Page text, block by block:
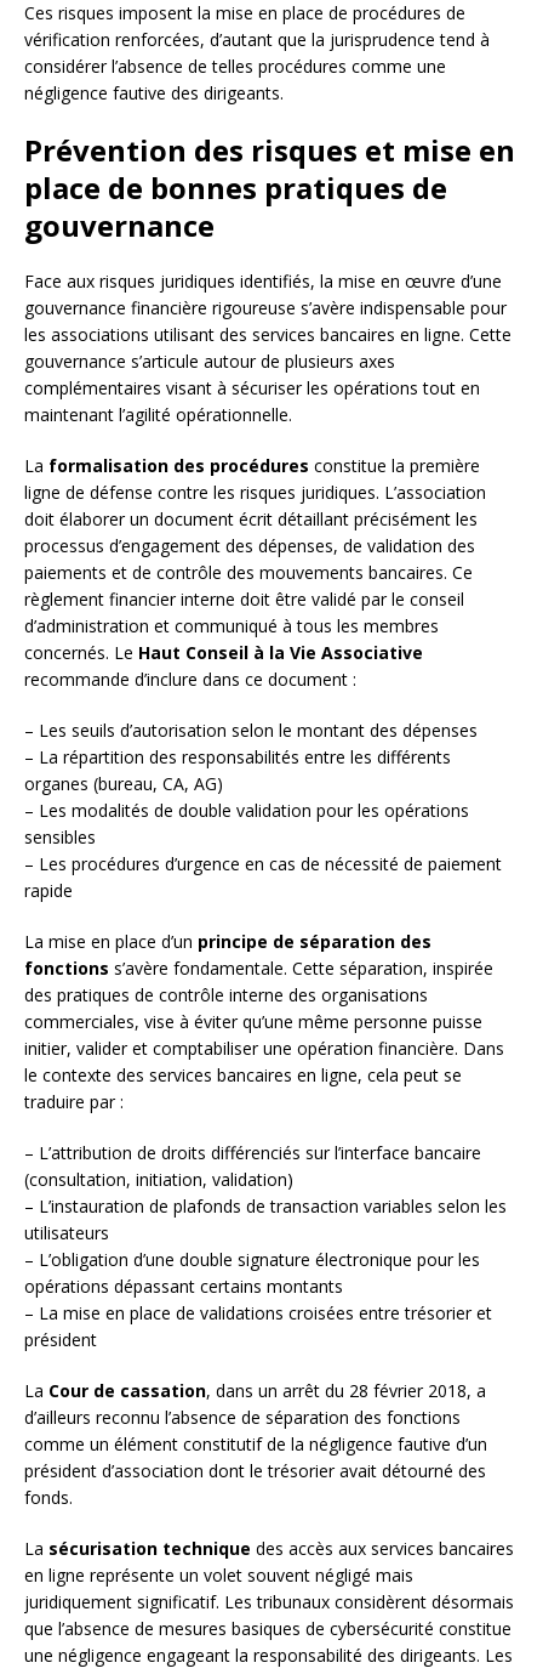
Ces risques imposent la mise en place de procédures de
vérification renforcées, d’autant que la jurisprudence tend à
considérer l’absence de telles procédures comme une
négligence fautive des dirigeants.
Prévention des risques et mise en
place de bonnes pratiques de
gouvernance
Face aux risques juridiques identifiés, la mise en œuvre d’une
gouvernance financière rigoureuse s’avère indispensable pour
les associations utilisant des services bancaires en ligne. Cette
gouvernance s’articule autour de plusieurs axes
complémentaires visant à sécuriser les opérations tout en
maintenant l’agilité opérationnelle.
La formalisation des procédures constitue la première
ligne de défense contre les risques juridiques. L’association
doit élaborer un document écrit détaillant précisément les
processus d’engagement des dépenses, de validation des
paiements et de contrôle des mouvements bancaires. Ce
règlement financier interne doit être validé par le conseil
d’administration et communiqué à tous les membres
concernés. Le Haut Conseil à la Vie Associative
recommande d’inclure dans ce document :
– Les seuils d’autorisation selon le montant des dépenses
– La répartition des responsabilités entre les différents
organes (bureau, CA, AG)
– Les modalités de double validation pour les opérations
sensibles
– Les procédures d’urgence en cas de nécessité de paiement
rapide
La mise en place d’un principe de séparation des
fonctions s’avère fondamentale. Cette séparation, inspirée
des pratiques de contrôle interne des organisations
commerciales, vise à éviter qu’une même personne puisse
initier, valider et comptabiliser une opération financière. Dans
le contexte des services bancaires en ligne, cela peut se
traduire par :
– L’attribution de droits différenciés sur l’interface bancaire
(consultation, initiation, validation)
– L’instauration de plafonds de transaction variables selon les
utilisateurs
– L’obligation d’une double signature électronique pour les
opérations dépassant certains montants
– La mise en place de validations croisées entre trésorier et
président
La Cour de cassation, dans un arrêt du 28 février 2018, a
d’ailleurs reconnu l’absence de séparation des fonctions
comme un élément constitutif de la négligence fautive d’un
président d’association dont le trésorier avait détourné des
fonds.
La sécurisation technique des accès aux services bancaires
en ligne représente un volet souvent négligé mais
juridiquement significatif. Les tribunaux considèrent désormais
que l’absence de mesures basiques de cybersécurité constitue
une négligence engageant la responsabilité des dirigeants. Les